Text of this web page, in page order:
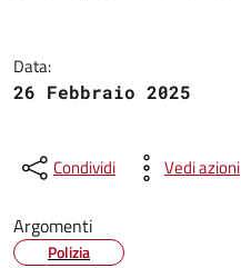
Data:
26 Febbraio 2025
Condividi Vedi azioni
Argomenti
Polizia